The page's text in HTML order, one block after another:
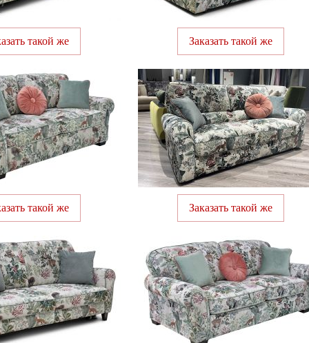
такой же Заказать такой же
такой же Заказать такой же